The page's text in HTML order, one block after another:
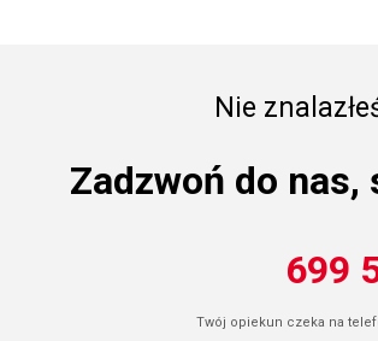
Nie
Zadzwoń do nas,
699
Twój opiekun czeka na